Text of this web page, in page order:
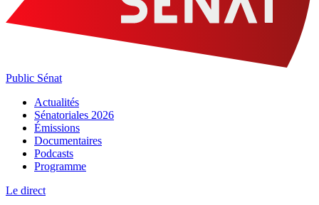
Public Sénat
Actualités
Sénatoriales 2026
Émissions
Documentaires
Podcasts
Programme
Le direct